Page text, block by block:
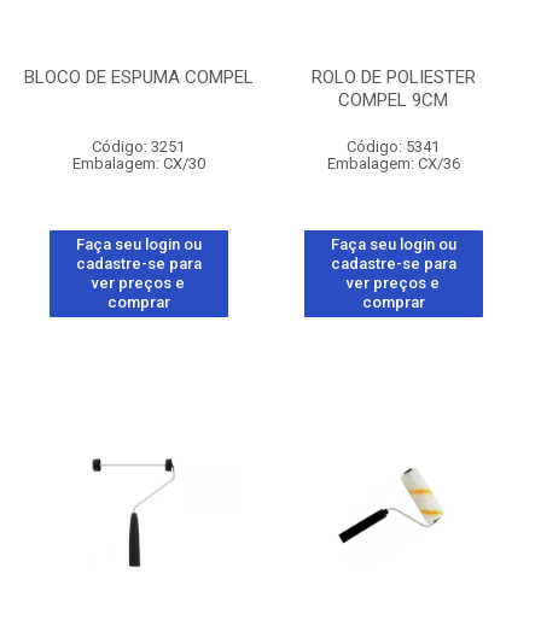
BLOCO DE ESPUMA COMPEL
Código: 3251
Embalagem: CX/30
Faça seu login ou
cadastre-se para
ver preços e
comprar
ROLO DE POLIESTER
COMPEL 9CM
Código: 5341
Embalagem: CX/36
Faça seu login ou
cadastre-se para
ver preços e
comprar